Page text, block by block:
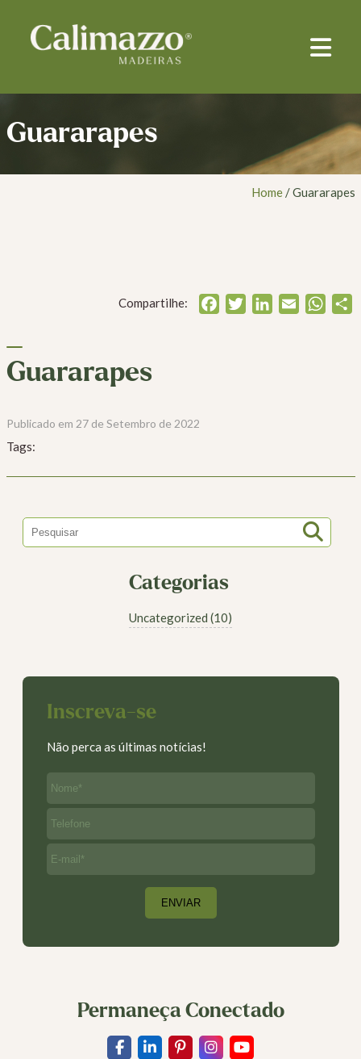
Guararapes
Home/Guararapes
Compartilhe: Facebook
TwitterEmail
Guararapes
Publicado em 27 de Setembro de 2022
Tags:
Categorias
Uncategorized (10)
Inscreva-se
Não perca as últimas notícias!
Permaneça Conectado